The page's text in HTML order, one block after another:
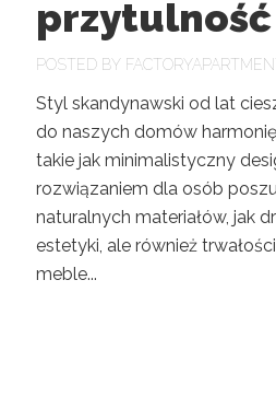
POSTED BY
Styl skandynawski od lat
do naszych domów
takie jak minimalistyczny
rozwiązaniem dla osób
naturalnych materiałów, jak
estetyki, ale również
meble...